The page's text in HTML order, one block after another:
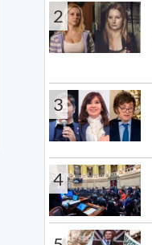
2
3
4